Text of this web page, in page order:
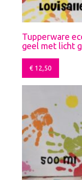
Tupperware
geel met licht
€ 12,50